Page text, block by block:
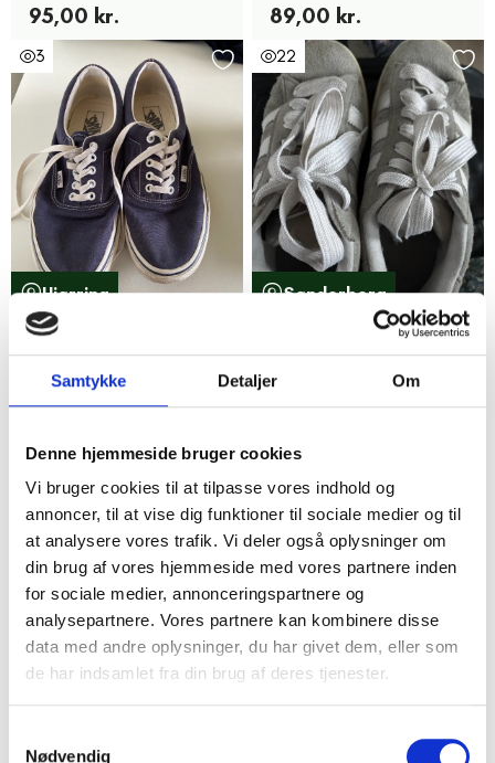
Samtykke Detaljer Om
Denne hjemmeside bruger cookies
Vi bruger cookies til at tilpasse vores indhold og
annoncer, til at vise dig funktioner til sociale medier og til
at analysere vores trafik. Vi deler også oplysninger om
din brug af vores hjemmeside med vores partnere inden
for sociale medier, annonceringspartnere og
analysepartnere. Vores partnere kan kombinere disse
data med andre oplysninger, du har givet dem, eller som
de har indsamlet fra din brug af deres tjenester.
Nødvendig
95,00 kr. 89,00 kr.
3
Hjørring
Vans Sneakers Mørkeblå
Canvas str. 42
120,00 kr.
22
Sønderborg
Adidas Campus sko grå.
Str. 40 1/3
349,00 kr.
Horsens
200,00 kr.
Horsens